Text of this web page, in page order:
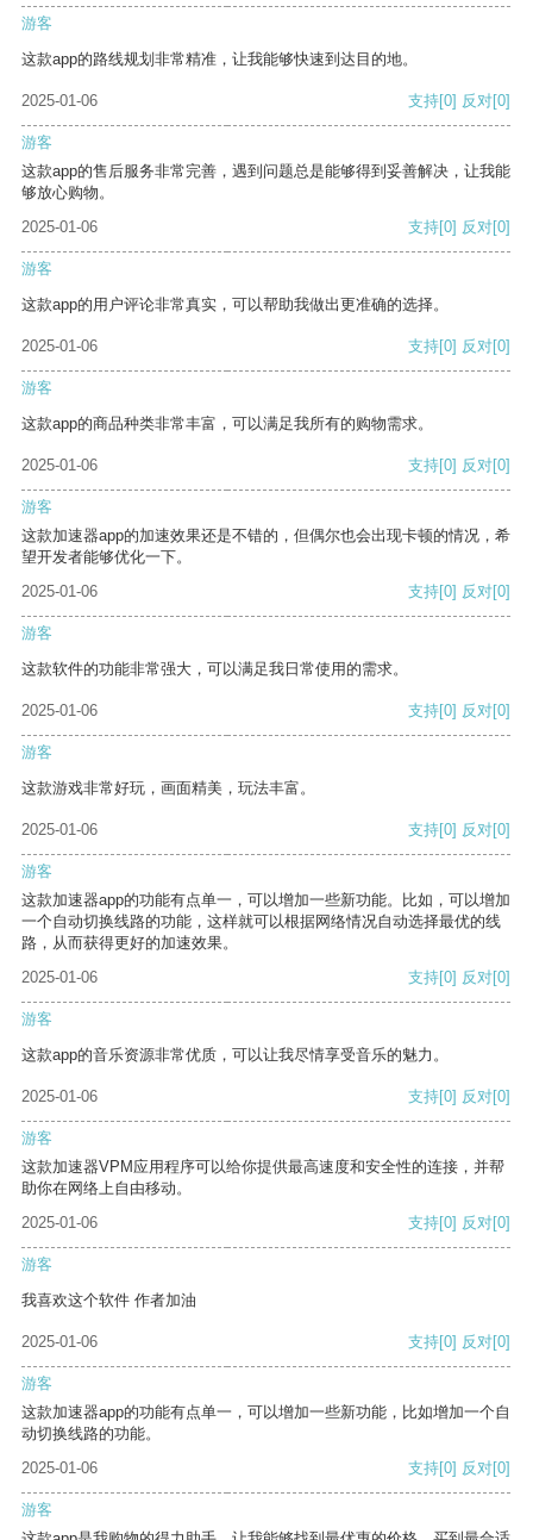
游客
这款app的路线规划非常精准，让我能够快速到达目的地。
2025-01-06 支持[0] 反对[0]
游客
这款app的售后服务非常完善，遇到问题总是能够得到妥善解决，让我能
够放心购物。
2025-01-06
支持[0] 反对[0]
游客
这款app的用户评论非常真实，可以帮助我做出更准确的选择。
2025-01-06 支持[0] 反对[0]
游客
这款app的商品种类非常丰富，可以满足我所有的购物需求。
2025-01-06 支持[0] 反对[0]
游客
这款加速器app的加速效果还是不错的，但偶尔也会出现卡顿的情况，希
望开发者能够优化一下。
2025-01-06
支持[0] 反对[0]
游客
这款软件的功能非常强大，可以满足我日常使用的需求。
2025-01-06 支持[0] 反对[0]
游客
这款游戏非常好玩，画面精美，玩法丰富。
2025-01-06 支持[0] 反对[0]
游客
这款加速器app的功能有点单一，可以增加一些新功能。比如，可以增加
一个自动切换线路的功能，这样就可以根据网络情况自动选择最优的线
路，从而获得更好的加速效果。
2025-01-06
支持[0] 反对[0]
游客
这款app的音乐资源非常优质，可以让我尽情享受音乐的魅力。
2025-01-06 支持[0] 反对[0]
游客
这款加速器VPM应用程序可以给你提供最高速度和安全性的连接，并帮
助你在网络上自由移动。
2025-01-06
支持[0] 反对[0]
游客
我喜欢这个软件 作者加油
2025-01-06 支持[0] 反对[0]
游客
这款加速器app的功能有点单一，可以增加一些新功能，比如增加一个自
动切换线路的功能。
2025-01-06
支持[0] 反对[0]
游客